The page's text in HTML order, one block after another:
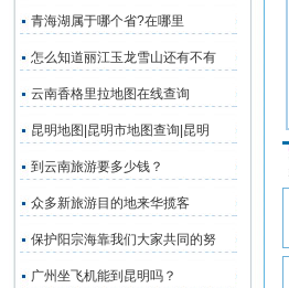
青海湖属于哪个省?在哪里
怎么知道丽江玉龙雪山还有不有
云南香格里拉地图在线查询
昆明地图|昆明市地图查询|昆明
到云南旅游要多少钱？
众多新旅游目的地来华揽客
保护阳宗海靠我们大家共同的努
广州坐飞机能到昆明吗？